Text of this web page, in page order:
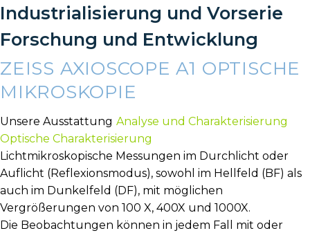
Industrialisierung und Vorserie
Forschung und Entwicklung
ZEISS AXIOSCOPE A1 OPTISCHE
MIKROSKOPIE
Unsere Ausstattung Analyse und Charakterisierung
Optische Charakterisierung
Lichtmikroskopische Messungen im Durchlicht oder
Auflicht (Reflexionsmodus), sowohl im Hellfeld (BF) als
auch im Dunkelfeld (DF), mit möglichen
Vergrößerungen von 100 X, 400X und 1000X.
Die Beobachtungen können in jedem Fall mit oder